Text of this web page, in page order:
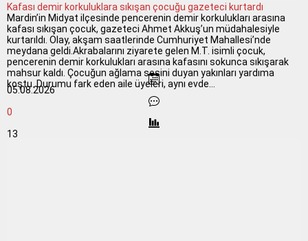
Kafası demir korkuluklara sıkışan çocuğu gazeteci kurtardı
Mardin’in Midyat ilçesinde pencerenin demir korkulukları arasına
kafası sıkışan çocuk, gazeteci Ahmet Akkuş’un müdahalesiyle
kurtarıldı. Olay, akşam saatlerinde Cumhuriyet Mahallesi’nde
meydana geldi.Akrabalarını ziyarete gelen M.T. isimli çocuk,
pencerenin demir korkulukları arasına kafasını sokunca sıkışarak
mahsur kaldı. Çocuğun ağlama sesini duyan yakınları yardıma
koştu. Durumu fark eden aile üyeleri, aynı evde...
05.08.2026
0
13